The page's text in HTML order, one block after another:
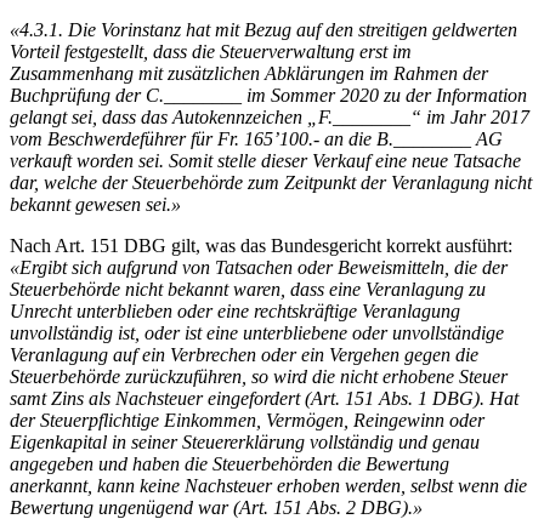
«4.3.1. Die Vorinstanz hat mit Bezug auf den streitigen geldwerten
Vorteil festgestellt, dass die Steuerverwaltung erst im
Zusammenhang mit zusätzlichen Abklärungen im Rahmen der
Buchprüfung der C.________ im Sommer 2020 zu der Information
gelangt sei, dass das Autokennzeichen „F.________“ im Jahr 2017
vom Beschwerdeführer für Fr. 165’100.- an die B.________ AG
verkauft worden sei. Somit stelle dieser Verkauf eine neue Tatsache
dar, welche der Steuerbehörde zum Zeitpunkt der Veranlagung nicht
bekannt gewesen sei.»
Nach Art. 151 DBG gilt, was das Bundesgericht korrekt ausführt:
«Ergibt sich aufgrund von Tatsachen oder Beweismitteln, die der
Steuerbehörde nicht bekannt waren, dass eine Veranlagung zu
Unrecht unterblieben oder eine rechtskräftige Veranlagung
unvollständig ist, oder ist eine unterbliebene oder unvollständige
Veranlagung auf ein Verbrechen oder ein Vergehen gegen die
Steuerbehörde zurückzuführen, so wird die nicht erhobene Steuer
samt Zins als Nachsteuer eingefordert (Art. 151 Abs. 1 DBG). Hat
der Steuerpflichtige Einkommen, Vermögen, Reingewinn oder
Eigenkapital in seiner Steuererklärung vollständig und genau
angegeben und haben die Steuerbehörden die Bewertung
anerkannt, kann keine Nachsteuer erhoben werden, selbst wenn die
Bewertung ungenügend war (Art. 151 Abs. 2 DBG).»